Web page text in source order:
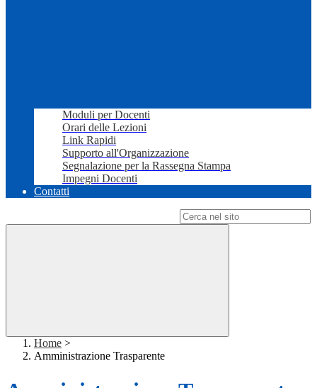
Moduli per Docenti
Orari delle Lezioni
Link Rapidi
Supporto all'Organizzazione
Segnalazione per la Rassegna Stampa
Impegni Docenti
Contatti
Home >
Amministrazione Trasparente